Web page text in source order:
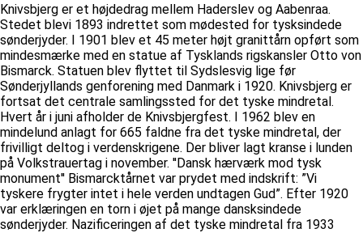
Knivsbjerg er et højdedrag mellem Haderslev og Aabenraa.
Stedet blevi 1893 indrettet som mødested for tysksindede
sønderjyder. I 1901 blev et 45 meter højt granittårn opført som
mindesmærke med en statue af Tysklands rigskansler Otto von
Bismarck. Statuen blev flyttet til Sydslesvig lige før
Sønderjyllands genforening med Danmark i 1920. Knivsbjerg er
fortsat det centrale samlingssted for det tyske mindretal.
Hvert år i juni afholder de Knivsbjergfest. I 1962 blev en
mindelund anlagt for 665 faldne fra det tyske mindretal, der
frivilligt deltog i verdenskrigene. Der bliver lagt kranse i lunden
på Volkstrauertag i november. ''Dansk hærværk mod tysk
monument'' Bismarcktårnet var prydet med indskrift: ”Vi
tyskere frygter intet i hele verden undtagen Gud”. Efter 1920
var erklæringen en torn i øjet på mange dansksindede
sønderjyder. Nazificeringen af det tyske mindretal fra 1933